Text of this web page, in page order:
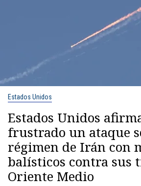
Estados Unidos
Estados Unidos
frustrado un ataque
régimen de Irán con
balísticos contra sus
Oriente Medio